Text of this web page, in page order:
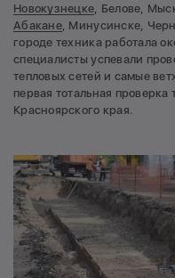
Новокузнецке, Белове,
Абакане, Минусинске,
городе техника работала
специалисты успевали
тепловых сетей и самые
первая тотальная
Красноярского края.